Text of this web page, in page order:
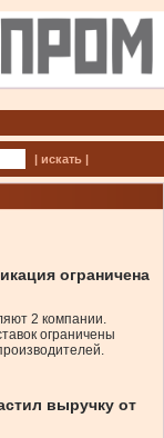
| искать |
ограничена
2 компании.
ограничены
выручку от